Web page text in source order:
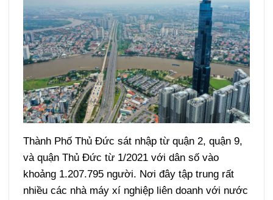
Thành Phố Thủ Đức sát nhập từ quận 2, quận 9,
và quận Thủ Đức từ 1/2021 với dân số vào
khoảng 1.207.795 người. Nơi đây tập trung rất
nhiều các nhà máy xí nghiệp liên doanh với nước